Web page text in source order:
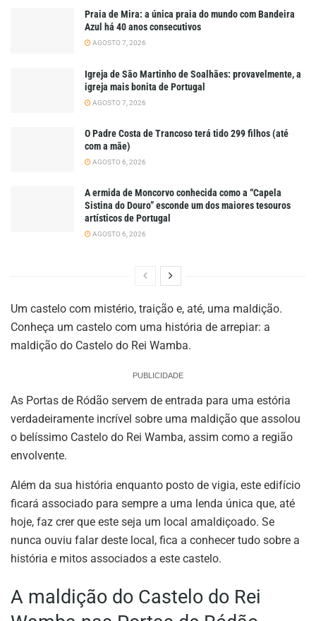
Praia de Mira: a única praia do mundo com Bandeira
Azul há 40 anos consecutivos
AGOSTO 7, 2026
Igreja de São Martinho de Soalhães: provavelmente, a
igreja mais bonita de Portugal
AGOSTO 7, 2026
O Padre Costa de Trancoso terá tido 299 filhos (até
com a mãe)
AGOSTO 6, 2026
A ermida de Moncorvo conhecida como a “Capela
Sistina do Douro” esconde um dos maiores tesouros
artísticos de Portugal
AGOSTO 6, 2026
Um castelo com mistério, traição e, até, uma maldição.
Conheça um castelo com uma história de arrepiar: a
maldição do Castelo do Rei Wamba.
PUBLICIDADE
As Portas de Ródão servem de entrada para uma estória
verdadeiramente incrível sobre uma maldição que assolou
o belíssimo Castelo do Rei Wamba, assim como a região
envolvente.
Além da sua história enquanto posto de vigia, este edifício
ficará associado para sempre a uma lenda única que, até
hoje, faz crer que este seja um local amaldiçoado. Se
nunca ouviu falar deste local, fica a conhecer tudo sobre a
história e mitos associados a este castelo.
A maldição do Castelo do Rei